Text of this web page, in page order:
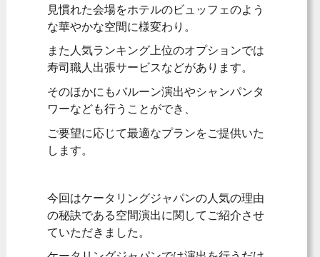
見慣れた会場をホテルのビュッフェのよう
な華やかな空間に様変わり。
また人気ランキング上位のオプションでは
寿司職人出張サービスなどがあります。
そのほかにもバルーン演出やシャンパンタ
ワーなども行うことができ、
ご要望に応じて最適なプランをご提供いた
します。
今回はケータリングジャパンの人気の理由
の秘訣である空間演出に関してご紹介させ
ていただきました。